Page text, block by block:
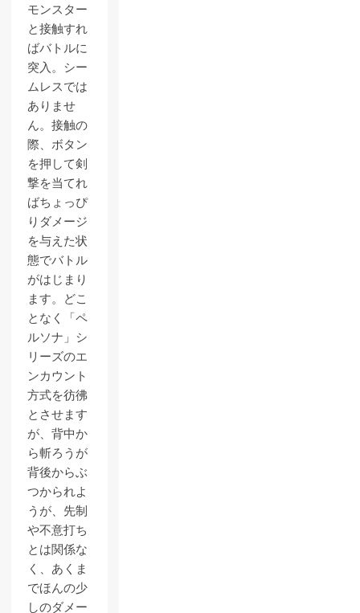
モンスター
と接触すれ
ばバトルに
突入。シー
ムレスでは
ありませ
ん。接触の
際、ボタン
を押して剣
撃を当てれ
ばちょっぴ
りダメージ
を与えた状
態でバトル
がはじまり
ます。どこ
となく「ペ
ルソナ」シ
リーズのエ
ンカウント
方式を彷彿
とさせます
が、背中か
ら斬ろうが
背後からぶ
つかられよ
うが、先制
や不意打ち
とは関係な
く、あくま
でほんの少
しのダメー